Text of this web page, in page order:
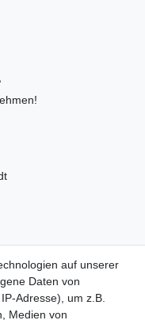
auf unserer
Daten von
Adresse), um z.B.
Medien von